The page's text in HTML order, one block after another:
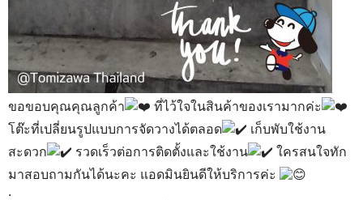
ขอขอบคุณคุณลูกค้า
ที่ไว้ใจในสินค้าของเรามากค่ะ
โต๊ะที่เปลี่ยนรูปแบบการจัดวางได้ตลอด
เก็บพับใช้งาน
สะดวก
รวดเร็วต่อการติดตั้งและใช้งาน
ใครสนใจทัก
มาสอบถามกันได้นะคะ แอดมินยินดีให้บริการค่ะ
.